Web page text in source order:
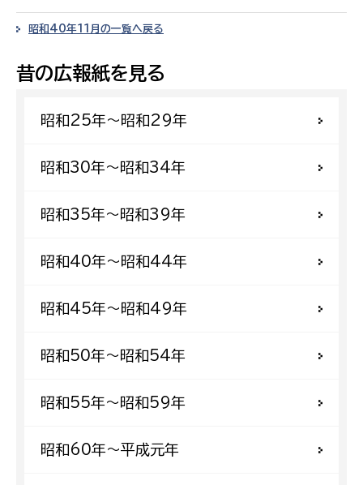
昔の広報紙を見る
昭和25年〜昭和29年
昭和30年〜昭和34年
昭和35年〜昭和39年
昭和40年〜昭和44年
昭和45年〜昭和49年
昭和50年〜昭和54年
昭和55年〜昭和59年
昭和60年〜平成元年
昭和40年11月の一覧へ戻る